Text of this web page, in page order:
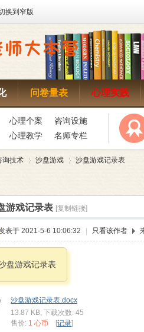
换到窄版
问卷量表 心理实践
心理个案
咨询设施
心理教学 名师专栏
询技术
›
沙盘游戏
›
沙盘游戏记录表
游戏记录表 [复制链接]
表于 2021-5-6 10:06:32 只看该作者
盘游戏记录表
沙盘游戏记录表.docx
13.87 KB, 下载次数: 45
售价: 1 心币 [记录]